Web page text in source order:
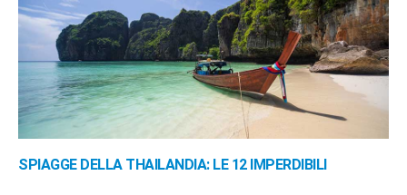
SPIAGGE DELLA THAILANDIA: LE 12 IMPERDIBILI